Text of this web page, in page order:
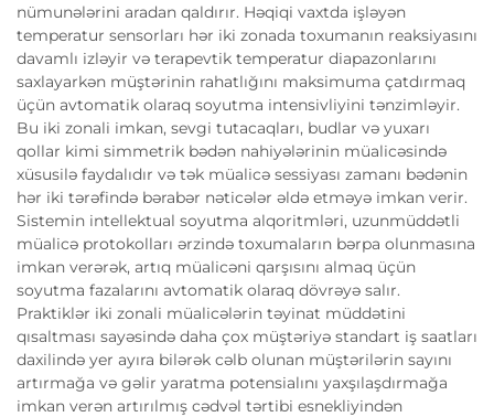
nümunələrini aradan qaldırır. Həqiqi vaxtda işləyən
temperatur sensorları hər iki zonada toxumanın reaksiyasını
davamlı izləyir və terapevtik temperatur diapazonlarını
saxlayarkən müştərinin rahatlığını maksimuma çatdırmaq
üçün avtomatik olaraq soyutma intensivliyini tənzimləyir.
Bu iki zonali imkan, sevgi tutacaqları, budlar və yuxarı
qollar kimi simmetrik bədən nahiyələrinin müalicəsində
xüsusilə faydalıdır və tək müalicə sessiyası zamanı bədənin
hər iki tərəfində bərabər nəticələr əldə etməyə imkan verir.
Sistemin intellektual soyutma alqoritmləri, uzunmüddətli
müalicə protokolları ərzində toxumaların bərpa olunmasına
imkan verərək, artıq müalicəni qarşısını almaq üçün
soyutma fazalarını avtomatik olaraq dövrəyə salır.
Praktiklər iki zonali müalicələrin təyinat müddətini
qısaltması sayəsində daha çox müştəriyə standart iş saatları
daxilində yer ayıra bilərək cəlb olunan müştərilərin sayını
artırmağa və gəlir yaratma potensialını yaxşılaşdırmağa
imkan verən artırılmış cədvəl tərtibi esnekliyindən